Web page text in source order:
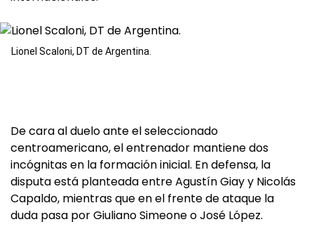
Lionel Scaloni, DT de Argentina.
De cara al duelo ante el seleccionado
centroamericano, el entrenador mantiene dos
incógnitas en la formación inicial. En defensa, la
disputa está planteada entre Agustín Giay y Nicolás
Capaldo, mientras que en el frente de ataque la
duda pasa por Giuliano Simeone o José López.